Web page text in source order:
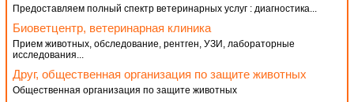
Предоставляем полный спектр ветеринарных услуг : диагностика...
Биоветцентр, ветеринарная клиника
Прием животных, обследование, рентген, УЗИ, лабораторные
исследования...
Друг, общественная организация по защите животных
Общественная организация по защите животных